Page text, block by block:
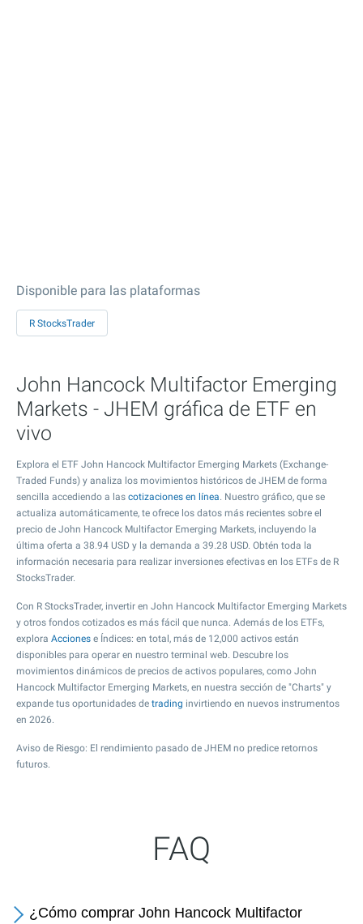
Disponible para las plataformas
R StocksTrader
John Hancock Multifactor Emerging
Markets - JHEM gráfica de ETF en
vivo
Explora el ETF John Hancock Multifactor Emerging Markets (Exchange-
Traded Funds) y analiza los movimientos históricos de JHEM de forma
sencilla accediendo a las cotizaciones en línea. Nuestro gráfico, que se
actualiza automáticamente, te ofrece los datos más recientes sobre el
precio de John Hancock Multifactor Emerging Markets, incluyendo la
última oferta a 38.94 USD y la demanda a 39.28 USD. Obtén toda la
información necesaria para realizar inversiones efectivas en los ETFs de R
StocksTrader.
Con R StocksTrader, invertir en John Hancock Multifactor Emerging Markets
y otros fondos cotizados es más fácil que nunca. Además de los ETFs,
explora Acciones e Índices: en total, más de 12,000 activos están
disponibles para operar en nuestro terminal web. Descubre los
movimientos dinámicos de precios de activos populares, como John
Hancock Multifactor Emerging Markets, en nuestra sección de "Charts" y
expande tus oportunidades de trading invirtiendo en nuevos instrumentos
en 2026.
Aviso de Riesgo: El rendimiento pasado de JHEM no predice retornos
futuros.
FAQ
¿Cómo comprar John Hancock Multifactor